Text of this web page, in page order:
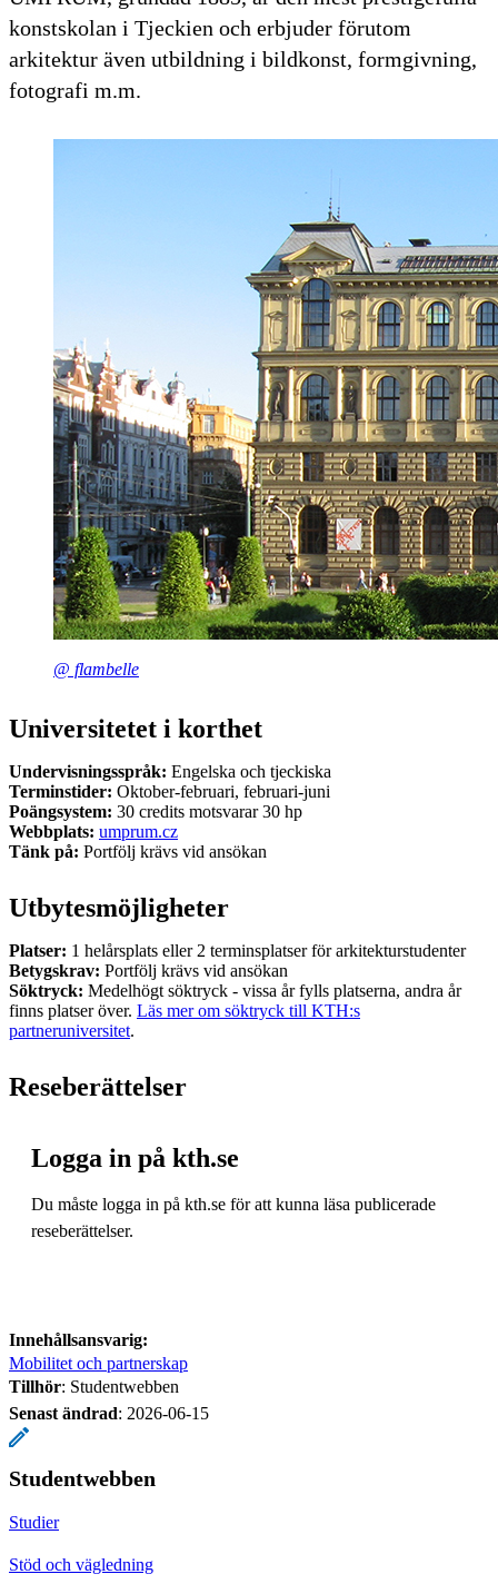
konstskolan i Tjeckien och erbjuder förutom
arkitektur även utbildning i bildkonst, formgivning,
fotografi m.m.
@ flambelle
Universitetet i korthet
Undervisningsspråk: Engelska och tjeckiska
Terminstider: Oktober-februari, februari-juni
Poängsystem: 30 credits motsvarar 30 hp
Webbplats: umprum.cz
Tänk på: Portfölj krävs vid ansökan
Utbytesmöjligheter
Platser: 1 helårsplats eller 2 terminsplatser för arkitekturstudenter
Betygskrav: Portfölj krävs vid ansökan
Söktryck: Medelhögt söktryck - vissa år fylls platserna, andra år
finns platser över. Läs mer om söktryck till KTH:s
partneruniversitet.
Reseberättelser
Logga in på kth.se
Du måste logga in på kth.se för att kunna läsa publicerade
reseberättelser.
Innehållsansvarig:
Mobilitet och partnerskap
Tillhör: Studentwebben
Senast ändrad: 2026-06-15
Studentwebben
Studier
Stöd och vägledning